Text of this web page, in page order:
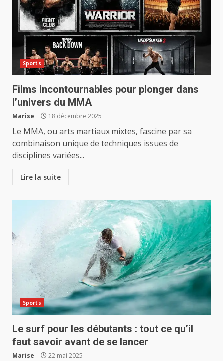
Sports
Films incontournables pour plonger dans
l’univers du MMA
Marise 18 décembre 2025
Le MMA, ou arts martiaux mixtes, fascine par sa
combinaison unique de techniques issues de
disciplines variées...
Lire la suite
Sports
Le surf pour les débutants : tout ce qu’il
faut savoir avant de se lancer
Marise 22 mai 2025